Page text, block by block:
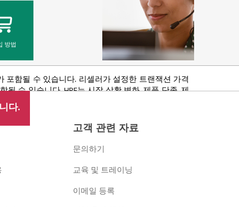
방법
포함될 수 있습니다. 리셀러가 설정한 트랜잭션 가격
수 있습니다. HPE는 시장 상황 변화, 제품 단종, 제
권리를 보유합니다.
다.
고객 관련 자료
문의하기
교육 및 트레이닝
이메일 등록